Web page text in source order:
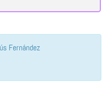
Fernández